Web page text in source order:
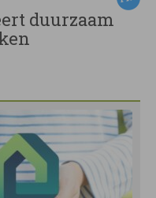
duurzaam